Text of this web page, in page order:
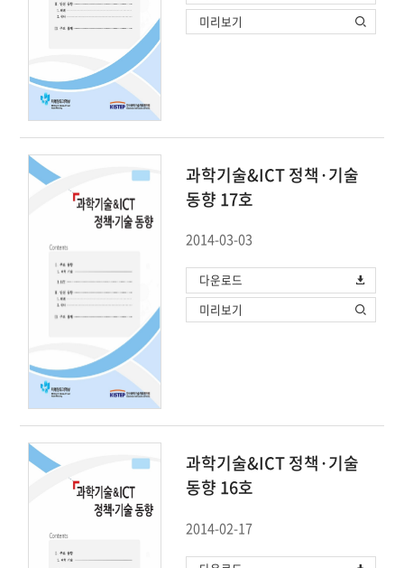
미리보기
과학기술&ICT 정책·기술
동향 17호
2014-03-03
다운로드
미리보기
과학기술&ICT 정책·기술
동향 16호
2014-02-17